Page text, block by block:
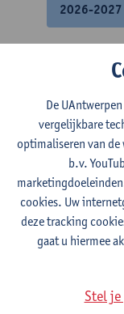
2026-2027
Bachelor in de
Algemene
Bachelor in de
Wiskunde I
Bachelor in de
Bachelor in de
Bachelor in de
De
vergelijkbare
optimaliseren van de
b.v.
cookies. Uw
deze tracking
gaat u hiermee
Stel